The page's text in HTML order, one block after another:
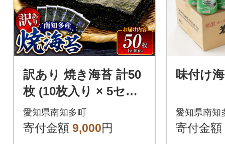
訳あり 焼き海苔 計50
枚 (10枚入り × 5セッ
ト) 小分け 南知多町産
愛知県南知多町
寄付金額 9,000円
味付け
愛知県南知
寄付金額